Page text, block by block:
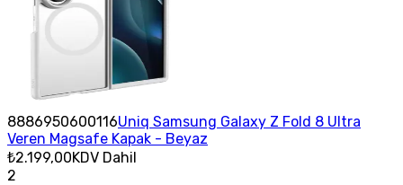
8886950600116Uniq Samsung Galaxy Z Fold 8 Ultra
Veren Magsafe Kapak - Beyaz
₺2.199,00KDV Dahil
2